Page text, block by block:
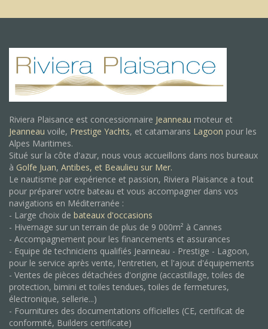
Riviera Plaisance est concessionnaire Jeanneau moteur et
Jeanneau voile, Prestige Yachts, et catamarans Lagoon pour les
Alpes Maritimes.
Situé sur la côte d'azur, nous vous accueillons dans nos bureaux
à Golfe Juan, Antibes, et Beaulieu sur Mer.
Le nautisme par expérience et passion, Riviera Plaisance a tout
pour préparer votre bateau et vous accompagner dans vos
navigations en Méditerranée :
- Large choix de bateaux d'occasions
- Hivernage sur un terrain de plus de 9 000m² à Cannes
- Accompagnement pour les financements et assurances
- Equipe de techniciens qualifiés Jeanneau - Prestige - Lagoon,
pour le service après vente, l'entretien, et l'ajout d'équipements
- Ventes de pièces détachées d'origine (accastillage, toiles de
protection, bimini et toiles tendues, toiles de fermetures,
électronique, sellerie...)
- Fournitures des documentations officielles (CE, certificat de
conformité, Builders certificate)